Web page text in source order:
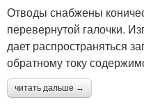
Отводы снабжены
перевернутой галочки.
дает распространяться
обратному току
читать дальше →